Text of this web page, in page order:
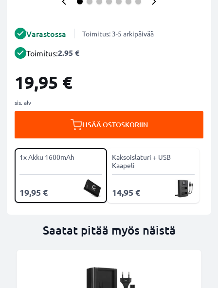
Varastossa Toimitus: 3-5 arkipäivää
Toimitus:2.95 €
19,95 €
sis. alv
LISÄÄ OSTOSKORIIN
1x Akku 1600mAh
19,95 €
Kaksoislaturi + USB
Kaapeli
14,95 €
Saatat pitää myös näistä